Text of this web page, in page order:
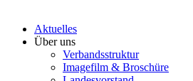
Aktuelles
Über uns
Verbandsstruktur
Imagefilm & Broschüre